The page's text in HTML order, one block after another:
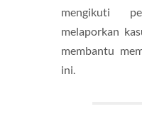
mengikuti
melaporkan
membantu
ini.